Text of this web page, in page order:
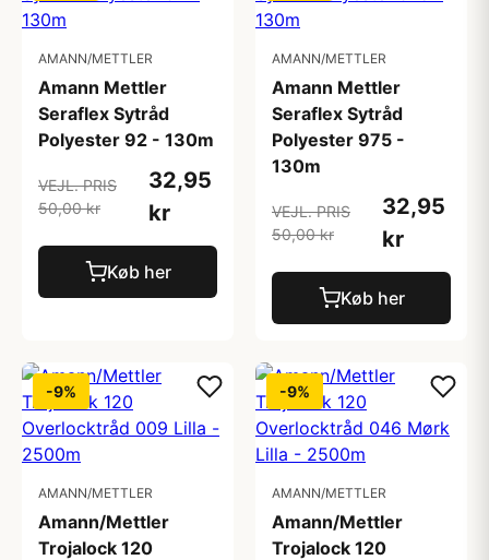
AMANN/METTLER
Amann Mettler
Seraflex Sytråd
Polyester 92 - 130m
VEJL. PRIS
50,00 kr
32,95
kr
Køb her
AMANN/METTLER
Amann Mettler
Seraflex Sytråd
Polyester 975 -
130m
VEJL. PRIS
50,00 kr
32,95
kr
Køb her
-9%
AMANN/METTLER
Amann/Mettler
Trojalock 120
-9%
AMANN/METTLER
Amann/Mettler
Trojalock 120